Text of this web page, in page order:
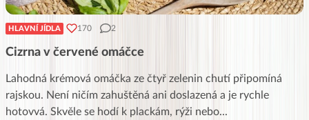
HLAVNÍ JÍDLA 170 2
Cizrna v červené omáčce
Lahodná krémová omáčka ze čtyř zelenin chutí připomíná
rajskou. Není ničím zahuštěná ani doslazená a je rychle
hotovvá. Skvěle se hodí k plackám, rýži nebo...